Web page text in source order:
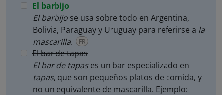
El barbijo
El barbijo se usa sobre todo en Argentina,
Bolivia, Paraguay y Uruguay para referirse a la
mascarilla. FR
El bar de tapas
El bar de tapases un bar especializado en
tapas, que son pequeños platos de comida, y
no un equivalente de mascarilla. Ejemplo: